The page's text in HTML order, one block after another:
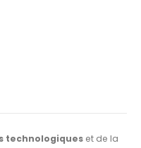
technologiques et de la